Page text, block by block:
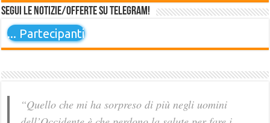
Segui le notizie/offerte su Telegram!
... Partecipanti
“Quello che mi ha sorpreso di più negli uomini